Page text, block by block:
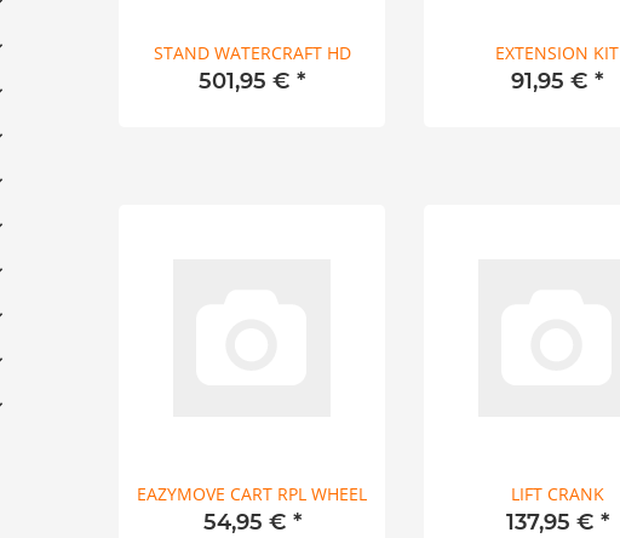
STAND WATERCRAFT HD
501,95 € *
EXTENSION KIT
91,95 € *
EAZYMOVE CART RPL WHEEL
54,95 € *
LIFT CRANK
137,95 € *